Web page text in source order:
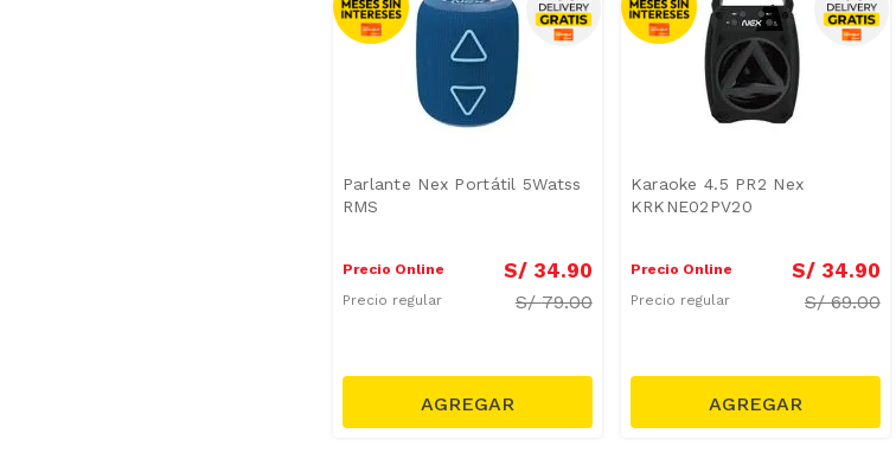
Parlante Nex Portátil 5Watss
RMS
Precio Online S/ 34.90
Precio regular S/79.00
Karaoke 4.5 PR2 Nex
KRKNE02PV20
Precio Online S/ 34.90
Precio regular S/69.00